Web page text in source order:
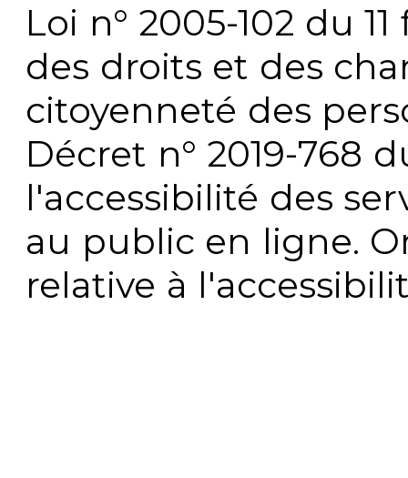
Loi n° 2005-102 du
des droits et des
citoyenneté des
Décret n° 2019-768
l'accessibilité des
au public en ligne.
relative à